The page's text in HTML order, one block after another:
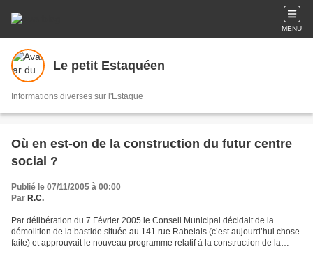
MENU
Le petit Estaquéen
Informations diverses sur l'Estaque
Où en est-on de la construction du futur centre
social ?
Publié le 07/11/2005 à 00:00
Par R.C.
Par délibération du 7 Février 2005 le Conseil Municipal décidait de la
démolition de la bastide située au 141 rue Rabelais (c’est aujourd’hui chose
faite) et approuvait le nouveau programme relatif à la construction de la